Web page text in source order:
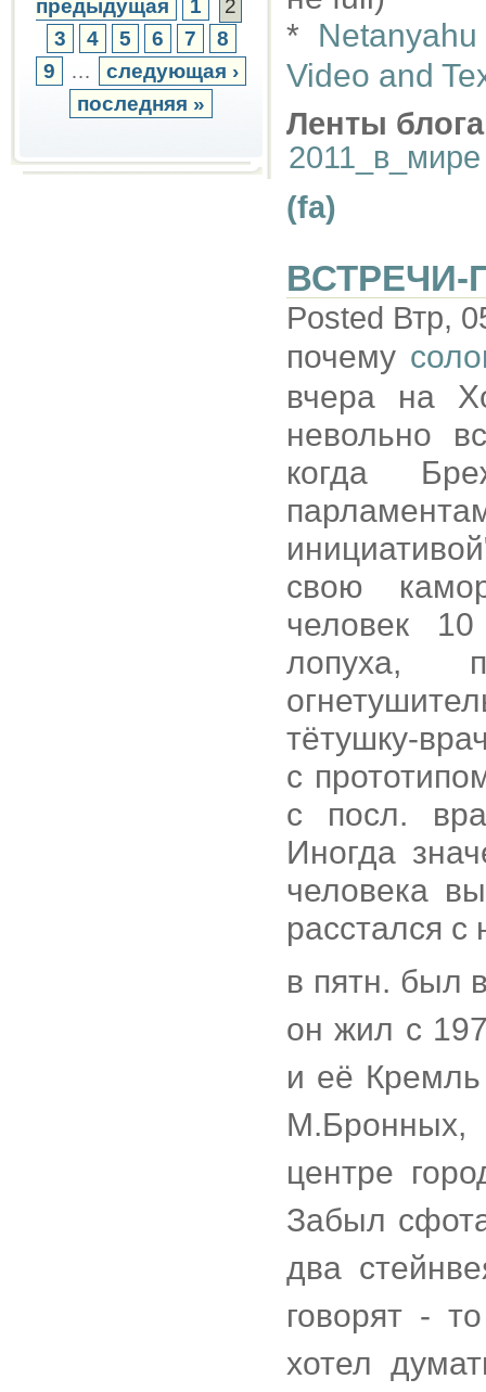
предыдущая 1
2
3
4 5 6 7
8
9
…
следующая ›
последняя »
*
Video and
Ленты
2011_в_мире
(fa)
Posted Втр,
почему
вчера на
невольно
когда
свою
человек
лопуха,
тётушку-
с
с посл.
Иногда
человека
расстался с
в пятн. был
он жил с
и её Кремль
М.Бронных,
центре
Забыл
два
говорят -
хотел